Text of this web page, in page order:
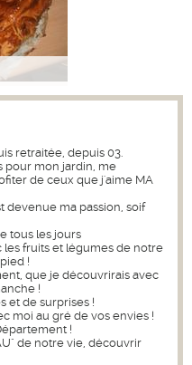
retraitée, depuis 03.
pour mon jardin, me
de ceux que j'aime MA
devenue ma passion, soif
tous les jours
les fruits et légumes de notre
!
que je découvrirais avec
!
et de surprises !
moi au gré de vos envies !
!
de notre vie, découvrir